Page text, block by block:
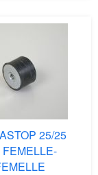
25/25
FEMELLE-